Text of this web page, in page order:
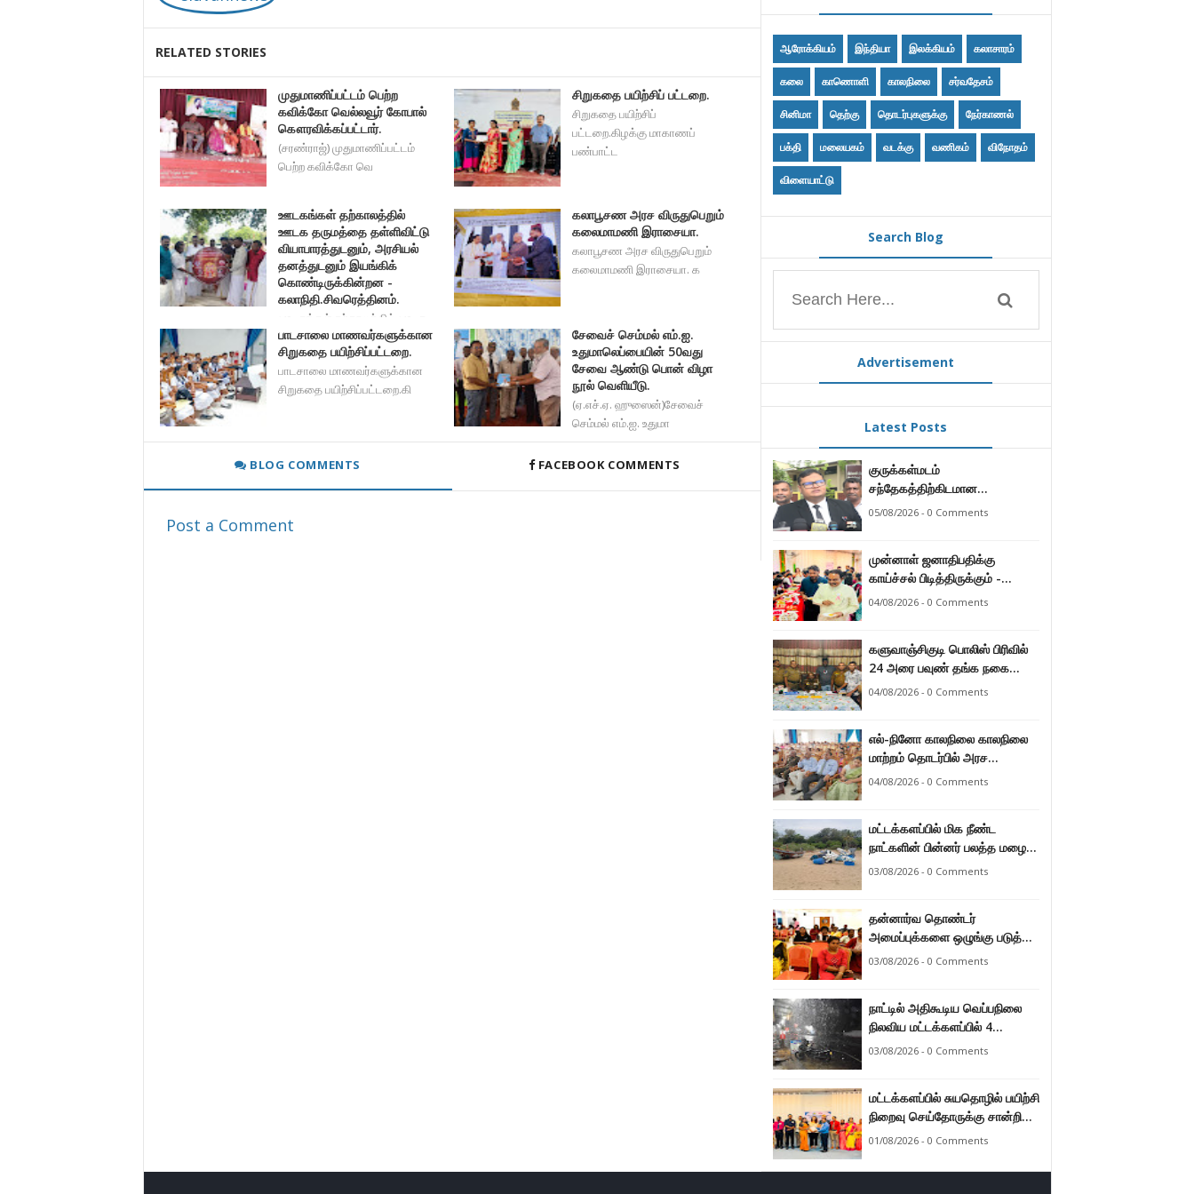
RELATED STORIES
முதுமாணிப்பட்டம் பெற்ற
கவிக்கோ வெல்லவூர் கோபால்
கௌரவிக்கப்பட்டார்.
(சரண்ராஜ்) முதுமாணிப்பட்டம்
பெற்ற கவிக்கோ வெ
சிறுகதை பயிற்சிப் பட்டறை.
சிறுகதை பயிற்சிப்
பட்டறை.கிழக்கு மாகாணப்
பண்பாட்ட
ஊடகங்கள் தற்காலத்தில்
ஊடக தருமத்தை தள்ளிவிட்டு
வியாபாரத்துடனும், அரசியல்
தனத்துடனும் இயங்கிக்
கொண்டிருக்கின்றன -
கலாநிதி.சிவரெத்தினம்.
ஊடகங்கள் தற்காலத்தில் ஊடக
தருமத்தை தள்ளிவிட்டு வி
கலாபூசண அரச விருதுபெறும்
கலைமாமணி இராசையா.
கலாபூசண அரச விருதுபெறும்
கலைமாமணி இராசையா. க
பாடசாலை மாணவர்களுக்கான
சிறுகதை பயிற்சிப்பட்டறை.
பாடசாலை மாணவர்களுக்கான
சிறுகதை பயிற்சிப்பட்டறை.கி
சேவைச் செம்மல் எம்.ஐ.
உதுமாலெப்பையின் 50வது
சேவை ஆண்டு பொன் விழா
நூல் வெளியீடு.
(ஏ.எச்.ஏ. ஹுஸைன்)சேவைச்
செம்மல் எம்.ஐ. உதுமா
BLOG COMMENTS FACEBOOK COMMENTS
Post a Comment
ஆரோக்கியம் இந்தியா இலக்கியம் கலாசாரம்
கலை காணொளி காலநிலை சர்வதேசம்
சினிமா தெற்கு தொடர்புகளுக்கு நேர்காணல்
பக்தி மலையகம் வடக்கு வணிகம் விநோதம்
விளையாட்டு
Search Blog
Advertisement
Latest Posts
குருக்கள்மடம்
சந்தேகத்திற்கிடமான
மனிதப்புதைகுழி தொடர்பான
தவணையிடப்பட்டுள்ளது.
05/08/2026 - 0 Comments
முன்னாள் ஜனாதிபதிக்கு
காய்ச்சல் பிடித்திருக்கும் -
பாராளுமன்ற உறுப்பினர் ஸ்ரீநேசன்
04/08/2026 - 0 Comments
களுவாஞ்சிகுடி பொலிஸ் பிரிவில்
24 அரை பவுண் தங்க நகை
களவு 24 மணித்தியலத்தில்
04/08/2026 - 0 Comments
எல்-நினோ காலநிலை காலநிலை
மாற்றம் தொடர்பில் அரச
உத்தியோகஸ்த்தர்களுக்கு
04/08/2026 - 0 Comments
மட்டக்களப்பில் மிக நீண்ட
நாட்களின் பின்னர் பலத்த மழை
47.8 மில்லி மீற்றர் மழை வீழ்ச்சி
03/08/2026 - 0 Comments
தன்னார்வ தொண்டர்
அமைப்புக்களை ஒழுங்கு படுத்த
வேண்டும் என்ற அடிப்படையில்
03/08/2026 - 0 Comments
நாட்டில் அதிகூடிய வெப்பநிலை
நிலவிய மட்டக்களப்பில் 4
மாதங்களுக்குப் பின்னர் பலத்த
03/08/2026 - 0 Comments
மட்டக்களப்பில் சுயதொழில் பயிற்சி
நிறைவு செய்தோருக்கு சான்றிதழ்
வழங்கி வைப்பு.
01/08/2026 - 0 Comments